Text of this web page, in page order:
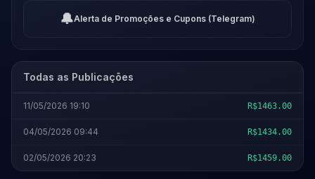
🔔Alerta de Promoções e Cupons (Telegram)
Todas as Publicações
11/05/2026 19:10 R$1463.00
04/05/2026 09:44 R$1434.00
02/05/2026 20:23 R$1459.00